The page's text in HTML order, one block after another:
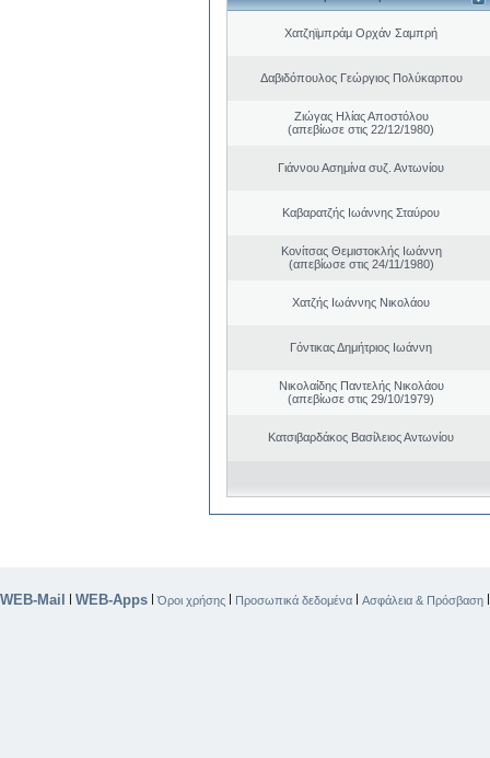
Χατζηϊμπράμ Ορχάν Σαμπρή
Δαβιδόπουλος Γεώργιος Πολύκαρπου
Ζιώγας Ηλίας Αποστόλου
(απεβίωσε στις 22/12/1980)
Γιάννου Ασημίνα συζ. Αντωνίου
Καβαρατζής Ιωάννης Σταύρου
Κονίτσας Θεμιστοκλής Ιωάννη
(απεβίωσε στις 24/11/1980)
Χατζής Ιωάννης Νικολάου
Γόντικας Δημήτριος Ιωάννη
Νικολαίδης Παντελής Νικολάου
(απεβίωσε στις 29/10/1979)
Κατσιβαρδάκος Βασίλειος Αντωνίου
WEB-Mail | WEB-Apps |Όροι χρήσης | Προσωπικά δεδομένα | Ασφάλεια & Πρόσβαση